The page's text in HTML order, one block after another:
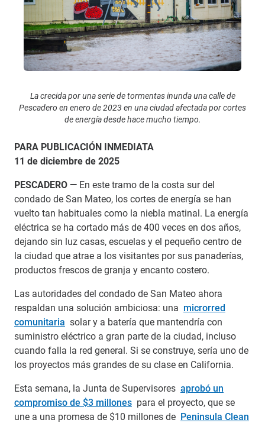
La crecida por una serie de tormentas inunda una calle de
Pescadero en enero de 2023 en una ciudad afectada por cortes
de energía desde hace mucho tiempo.
PARA PUBLICACIÓN INMEDIATA
11 de diciembre de 2025
PESCADERO — En este tramo de la costa sur del
condado de San Mateo, los cortes de energía se han
vuelto tan habituales como la niebla matinal. La energía
eléctrica se ha cortado más de 400 veces en dos años,
dejando sin luz casas, escuelas y el pequeño centro de
la ciudad que atrae a los visitantes por sus panaderías,
productos frescos de granja y encanto costero.
Las autoridades del condado de San Mateo ahora
respaldan una solución ambiciosa: una microrred
comunitaria solar y a batería que mantendría con
suministro eléctrico a gran parte de la ciudad, incluso
cuando falla la red general. Si se construye, sería uno de
los proyectos más grandes de su clase en California.
Esta semana, la Junta de Supervisores aprobó un
compromiso de $3 millones para el proyecto, que se
une a una promesa de $10 millones de Peninsula Clean